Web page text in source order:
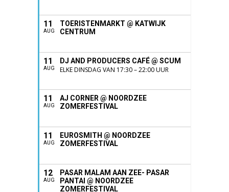
11
AUG
TOERISTENMARKT @ KATWIJK
CENTRUM
11
AUG
DJ AND PRODUCERS CAFÉ @ SCUM
ELKE DINSDAG VAN 17:30 – 22:00 UUR
11
AUG
AJ CORNER @ NOORDZEE
ZOMERFESTIVAL
11
AUG
EUROSMITH @ NOORDZEE
ZOMERFESTIVAL
12
AUG
PASAR MALAM AAN ZEE- PASAR
PANTAI @ NOORDZEE
ZOMERFESTIVAL